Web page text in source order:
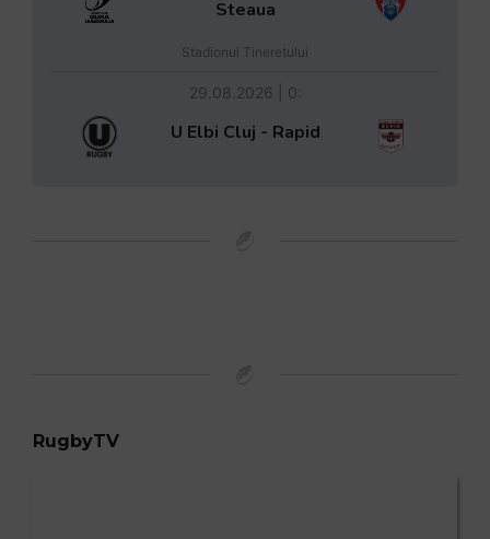
Steaua
Stadionul Tineretului
29.08.2026 | 0:
U Elbi Cluj - Rapid
RugbyTV